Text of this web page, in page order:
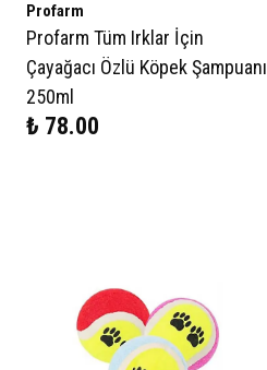
Profarm
Profarm Tüm Irklar İçin
Çayağacı Özlü Köpek Şampuanı
250ml
₺ 78.00